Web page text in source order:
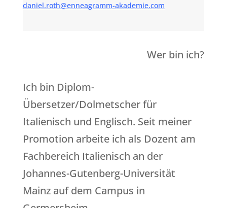
daniel.roth@enneagramm-akademie.com
Wer bin ich?
Ich bin Diplom-
Übersetzer/Dolmetscher für
Italienisch und Englisch. Seit meiner
Promotion arbeite ich als Dozent am
Fachbereich Italienisch an der
Johannes-Gutenberg-Universität
Mainz auf dem Campus in